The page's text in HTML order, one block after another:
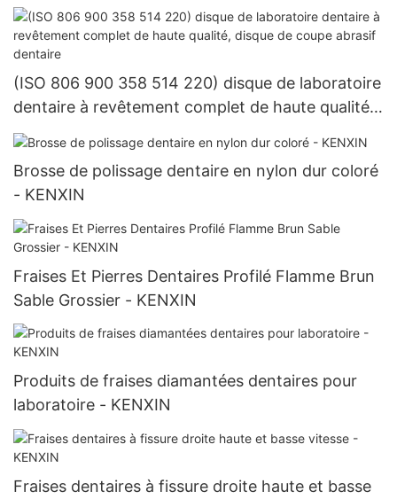
(ISO 806 900 358 514 220) disque de laboratoire
dentaire à revêtement complet de haute qualité,
disque de coupe abrasif dentaire
Brosse de polissage dentaire en nylon dur coloré
- KENXIN
Fraises Et Pierres Dentaires Profilé Flamme Brun
Sable Grossier - KENXIN
Produits de fraises diamantées dentaires pour
laboratoire - KENXIN
Fraises dentaires à fissure droite haute et basse